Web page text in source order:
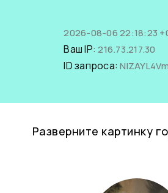
2026-08-06 22:18:23
Ваш IP:216.73.217.30
ID запроса:
Разверните картинку